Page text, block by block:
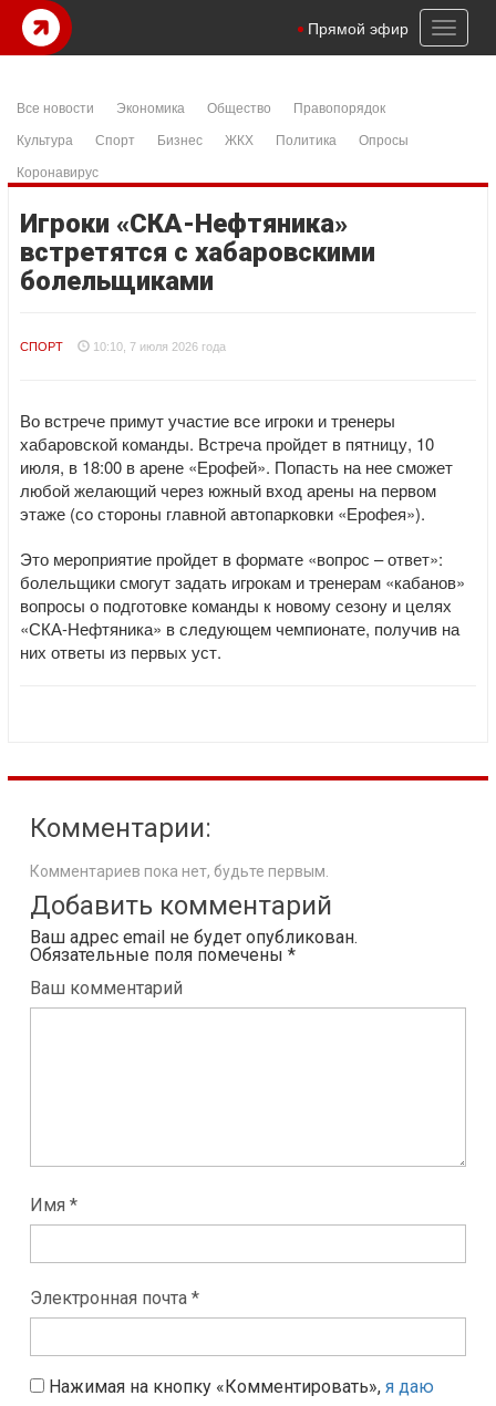
Toggle
Прямой эфир
Все новости Экономика Общество
Правопорядок
Культура
Спорт Бизнес ЖКХ Политика
Опросы
Коронавирус
Игроки «СКА-Нефтяника»
встретятся с хабаровскими
болельщиками
СПОРТ 10:10, 7 июля 2026 года
Во встрече примут участие все игроки и тренеры
хабаровской команды. Встреча пройдет в пятницу, 10
июля, в 18:00 в арене «Ерофей». Попасть на нее сможет
любой желающий через южный вход арены на первом
этаже (со стороны главной автопарковки «Ерофея»).
Это мероприятие пройдет в формате «вопрос – ответ»:
болельщики смогут задать игрокам и тренерам «кабанов»
вопросы о подготовке команды к новому сезону и целях
«СКА-Нефтяника» в следующем чемпионате, получив на
них ответы из первых уст.
Комментарии:
Комментариев пока нет, будьте первым.
Добавить комментарий
Ваш адрес email не будет опубликован.
Обязательные поля помечены *
Ваш комментарий
Имя *
Электронная почта *
Нажимая на кнопку «Комментировать», я даю